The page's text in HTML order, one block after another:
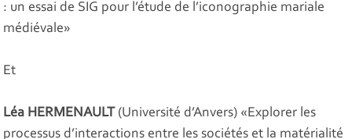
: un essai de SIG pour l’étude de l’iconographie mariale
médiévale»
Et
Léa HERMENAULT(Université d’Anvers) «Explorer les
processus d’interactions entre les sociétés et la matérialité